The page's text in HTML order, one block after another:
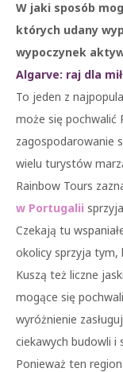
W jaki sposób
których udany
wypoczynek
Algarve: raj dla
To jeden z
może się pochwalić
zagospodarowanie
wielu turystów
Rainbow Tours
w Portugalii
Czekają tu
okolicy sprzyja tym,
Kuszą też liczne
mogące się
wyróżnienie
ciekawych budowli i
Ponieważ ten